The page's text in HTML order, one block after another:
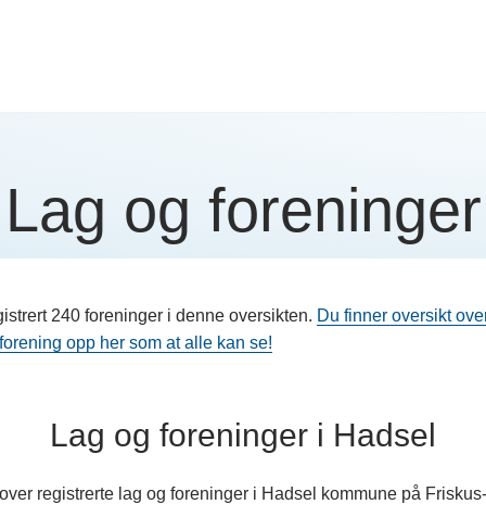
Lag og foreninger
240 foreninger i denne oversikten. Du finner oversikt
opp her som at alle kan se!
Lag og foreninger i Hadsel
registrerte lag og foreninger i Hadsel kommune på